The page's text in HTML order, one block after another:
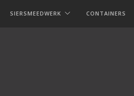
SIERSMEEDWERK CONTAINERS